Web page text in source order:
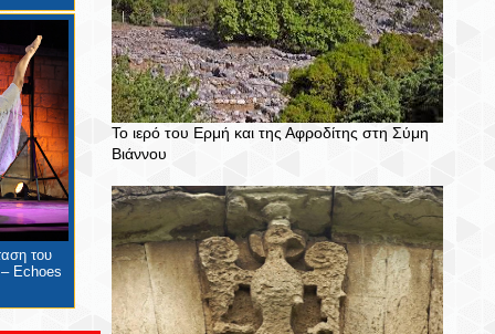
του
Echoes
Το ιερό του Ερμή και της Αφροδίτης στη Σύμη
Βιάννου